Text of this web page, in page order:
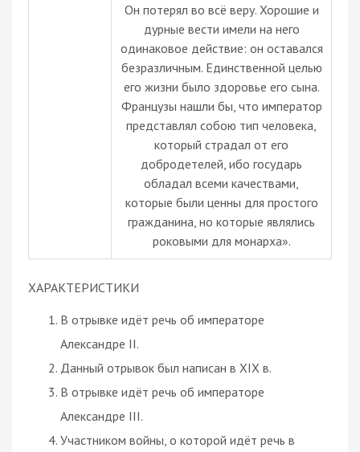
Он потерял во всё веру. Хорошие и
дурные вести имели на него
одинаковое действие: он оставался
безразличным. Единственной целью
его жизни было здоровье его сына.
Французы нашли бы, что император
представлял собою тип человека,
который страдал от его
добродетелей, ибо государь
обладал всеми качествами,
которые были ценны для простого
гражданина, но которые являлись
роковыми для монарха».
ХАРАКТЕРИСТИКИ
В отрывке идёт речь об императоре
Александре II.
Данный отрывок был написан в XIX в.
В отрывке идёт речь об императоре
Александре III.
Участником войны, о которой идёт речь в